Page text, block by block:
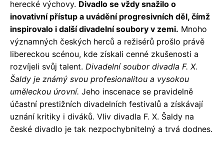
herecké výchovy. Divadlo se vždy snažilo o
inovativní přístup a uvádění progresivních děl, čímž
inspirovalo i další divadelní soubory v zemi. Mnoho
významných českých herců a režisérů prošlo právě
libereckou scénou, kde získali cenné zkušenosti a
rozvíjeli svůj talent. Divadelní soubor divadla F. X.
Šaldy je známý svou profesionalitou a vysokou
uměleckou úrovní. Jeho inscenace se pravidelně
účastní prestižních divadelních festivalů a získávají
uznání kritiky i diváků. Vliv divadla F. X. Šaldy na
české divadlo je tak nezpochybnitelný a trvá dodnes.